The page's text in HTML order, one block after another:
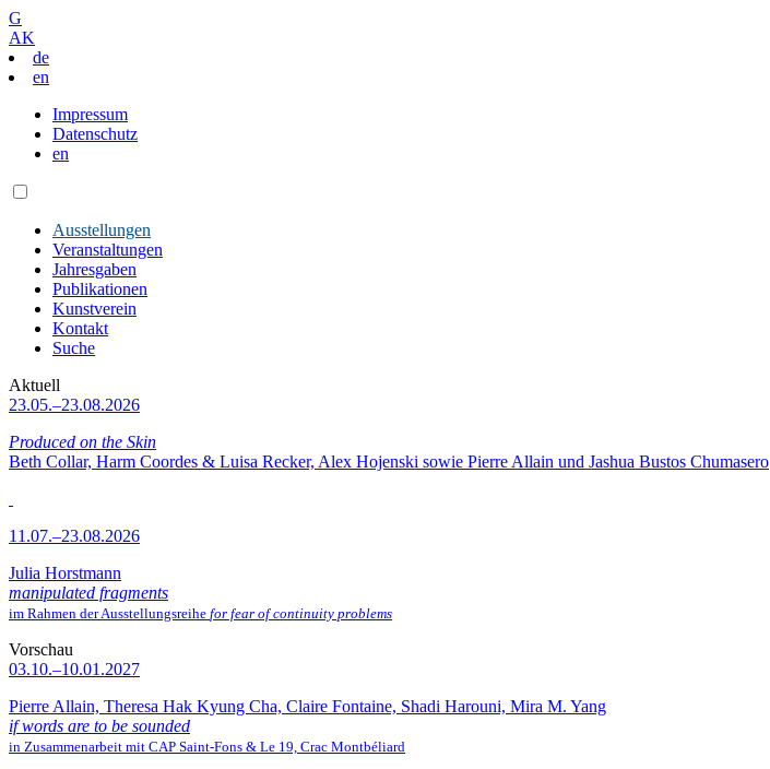
G
AK
de
en
Impressum
Datenschutz
en
Ausstellungen
Veranstaltungen
Jahresgaben
Publikationen
Kunstverein
Kontakt
Suche
Aktuell
23.05.–23.08.2026
Produced on the Skin
Beth Collar, Harm Coordes & Luisa Recker, Alex Hojenski sowie Pierre Allain und Jashua Bustos Chumasero
11.07.–23.08.2026
Julia Horstmann
manipulated fragments
im Rahmen der Ausstellungsreihe for fear of continuity problems
Vorschau
03.10.–10.01.2027
Pierre Allain, Theresa Hak Kyung Cha, Claire Fontaine, Shadi Harouni, Mira M. Yang
if words are to be sounded
in Zusammenarbeit mit CAP Saint-Fons & Le 19, Crac Montbéliard